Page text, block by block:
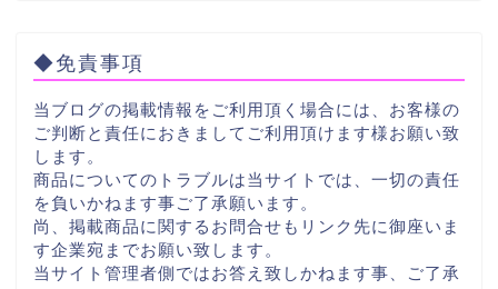
◆免責事項
当ブログの掲載情報をご利用頂く場合には、お客様の
ご判断と責任におきましてご利用頂けます様お願い致
します。
商品についてのトラブルは当サイトでは、一切の責任
を負いかねます事ご了承願います。
尚、掲載商品に関するお問合せもリンク先に御座いま
す企業宛までお願い致します。
当サイト管理者側ではお答え致しかねます事、ご了承